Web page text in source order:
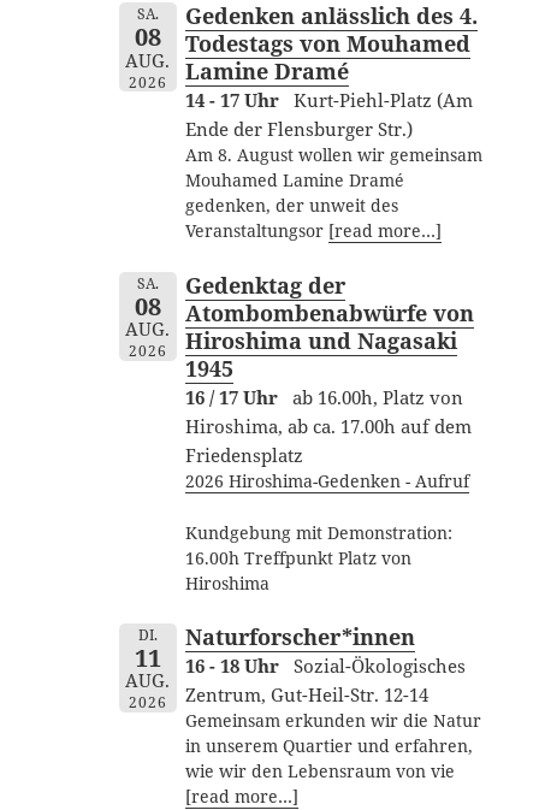
SA.
08
AUG.
2026
Gedenken anlässlich des 4.
Todestags von Mouhamed
Lamine Dramé
14 - 17 Uhr
Kurt-Piehl-Platz (Am
Ende der Flensburger Str.)
Am 8. August wollen wir gemeinsam
Mouhamed Lamine Dramé
gedenken, der unweit des
Veranstaltungsor [read more…]
SA.
08
AUG.
2026
Gedenktag der
Atombombenabwürfe von
Hiroshima und Nagasaki
1945
16 / 17 Uhr
ab 16.00h, Platz von
Hiroshima, ab ca. 17.00h auf dem
Friedensplatz
2026 Hiroshima-Gedenken - Aufruf
Kundgebung mit Demonstration:
16.00h Treffpunkt Platz von
Hiroshima
DI.
11
AUG.
2026
Naturforscher*innen
16 - 18 Uhr
Sozial-Ökologisches
Zentrum, Gut-Heil-Str. 12-14
Gemeinsam erkunden wir die Natur
in unserem Quartier und erfahren,
wie wir den Lebensraum von vie
[read more…]